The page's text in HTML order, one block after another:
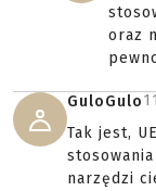
oraz
GuloGulo
Tak jest,
narzędzi